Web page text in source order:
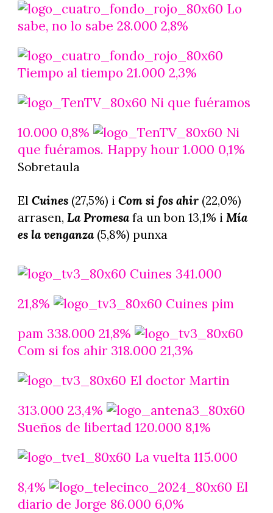
Lo
sabe, no lo sabe 28.000 2,8%
Tiempo al tiempo 21.000 2,3%
Ni que fuéramos
10.000 0,8%
Ni
que fuéramos. Happy hour 1.000 0,1%
Sobretaula
El Cuines (27,5%) i Com si fos ahir (22,0%)
arrasen, La Promesa fa un bon 13,1% i Mía
es la venganza(5,8%) punxa
Cuines 341.000
21,8%
Cuines pim
pam 338.000 21,8%
Com si fos ahir 318.000 21,3%
El doctor Martin
313.000 23,4%
Sueños de libertad 120.000 8,1%
La vuelta 115.000
8,4%
El
diario de Jorge 86.000 6,0%